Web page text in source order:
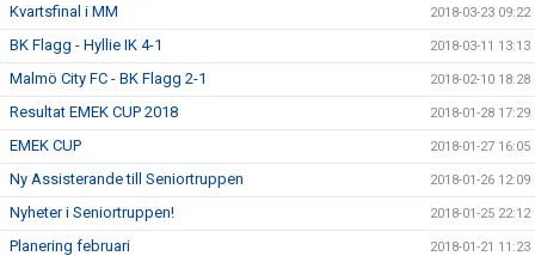
Kvartsfinal i MM 2018-03-23 09:22
BK Flagg - Hyllie IK 4-1 2018-03-11 13:13
Malmö City FC - BK Flagg 2-1 2018-02-10 18:28
Resultat EMEK CUP 2018 2018-01-28 17:29
EMEK CUP 2018-01-27 16:05
Ny Assisterande till Seniortruppen 2018-01-26 12:09
Nyheter i Seniortruppen! 2018-01-25 22:12
Planering februari 2018-01-21 11:23